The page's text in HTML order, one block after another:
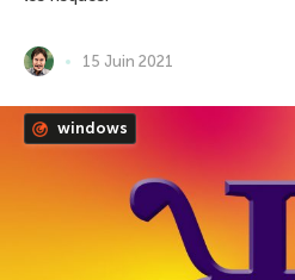
15 Juin 2021
windows